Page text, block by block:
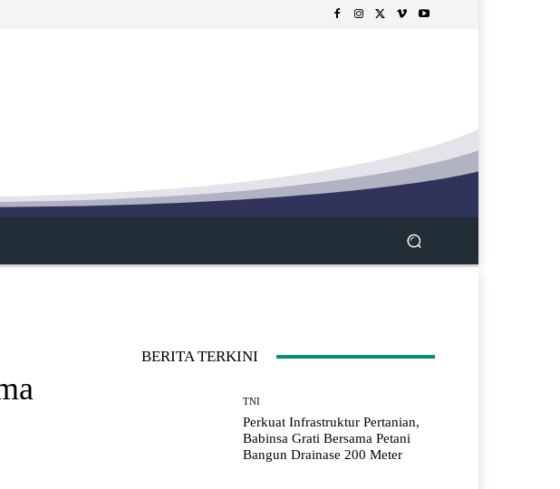
BERITA TERKINI
TNI
Perkuat Infrastruktur Pertanian,
Babinsa Grati Bersama Petani
Bangun Drainase 200 Meter